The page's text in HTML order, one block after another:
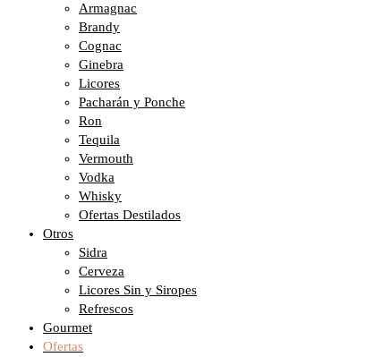
Armagnac
Brandy
Cognac
Ginebra
Licores
Pacharán y Ponche
Ron
Tequila
Vermouth
Vodka
Whisky
Ofertas Destilados
Otros
Sidra
Cerveza
Licores Sin y Siropes
Refrescos
Gourmet
Ofertas